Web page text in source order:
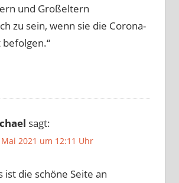
und Großeltern
zu sein, wenn sie die Corona-
sagt:
2021 um 12:11 Uhr
ist die schöne Seite an